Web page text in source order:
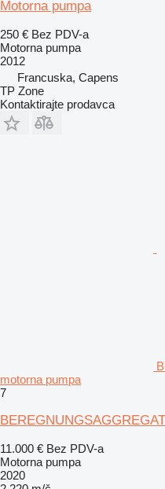
Motorna pumpa
250 € Bez PDV-a
Motorna pumpa
2012
Francuska, Capens
TP Zone
Kontaktirajte prodavca
motorna pumpa
7
BEREGNUNGSAGGREGAT
11.000 € Bez PDV-a
Motorna pumpa
2020